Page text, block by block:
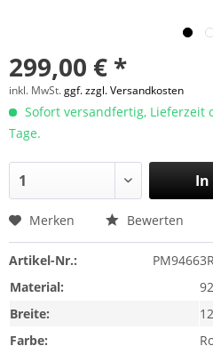
299,00 € *
inkl. MwSt.ggf. zzgl. Versandkosten
Sofort versandfertig, Lieferzeit
Tage.
In
Merken Bewerten
Artikel-Nr.:
Material:
Breite:
Farbe: